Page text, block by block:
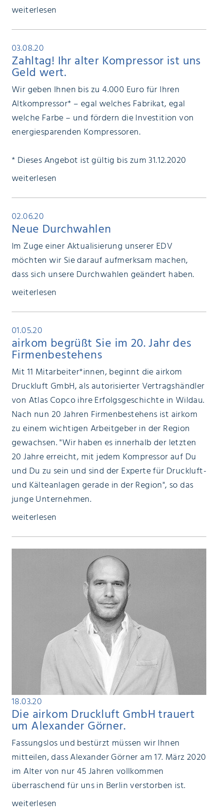
weiterlesen
03.08.20
Zahltag! Ihr alter Kompressor ist uns
Geld wert.
Wir geben Ihnen bis zu 4.000 Euro für Ihren
Altkompressor* – egal welches Fabrikat, egal
welche Farbe – und fördern die Investition von
energiesparenden Kompressoren.
* Dieses Angebot ist gültig bis zum 31.12.2020
weiterlesen
02.06.20
Neue Durchwahlen
Im Zuge einer Aktualisierung unserer EDV
möchten wir Sie darauf aufmerksam machen,
dass sich unsere Durchwahlen geändert haben.
weiterlesen
01.05.20
airkom begrüßt Sie im 20. Jahr des
Firmenbestehens
Mit 11 Mitarbeiter*innen, beginnt die airkom
Druckluft GmbH, als autorisierter Vertragshändler
von Atlas Copco ihre Erfolgsgeschichte in Wildau.
Nach nun 20 Jahren Firmenbestehens ist airkom
zu einem wichtigen Arbeitgeber in der Region
gewachsen. "Wir haben es innerhalb der letzten
20 Jahre erreicht, mit jedem Kompressor auf Du
und Du zu sein und sind der Experte für Druckluft-
und Kälteanlagen gerade in der Region", so das
junge Unternehmen.
weiterlesen
18.03.20
Die airkom Druckluft GmbH trauert
um Alexander Görner.
Fassungslos und bestürzt müssen wir Ihnen
mitteilen, dass Alexander Görner am 17. März 2020
im Alter von nur 45 Jahren vollkommen
überraschend für uns in Berlin verstorben ist.
weiterlesen